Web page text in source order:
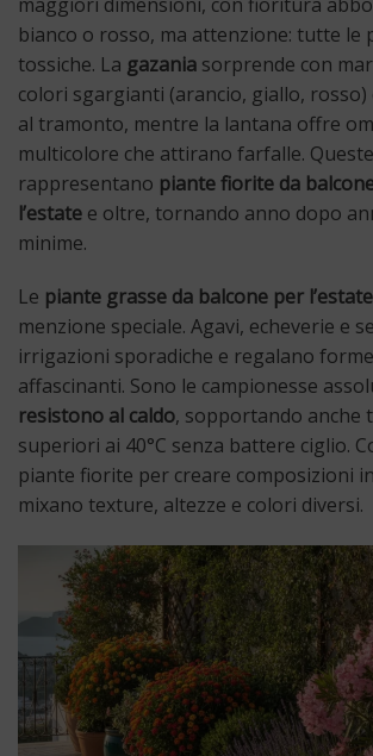
bianco o rosso, ma attenzione: tutte le
tossiche. La gazania sorprende con
colori sgargianti (arancio, giallo, rosso)
al tramonto, mentre la lantana offre
multicolore che attirano farfalle.
rappresentano piante fiorite da
l’estate e oltre, tornando anno dopo
minime.
Le piante grasse da balcone per l’estate
menzione speciale. Agavi, echeverie e
irrigazioni sporadiche e regalano
affascinanti. Sono le campionesse
resistono al caldo, sopportando anche
superiori ai 40°C senza battere ciglio.
piante fiorite per creare composizioni
mixano texture, altezze e colori diversi.